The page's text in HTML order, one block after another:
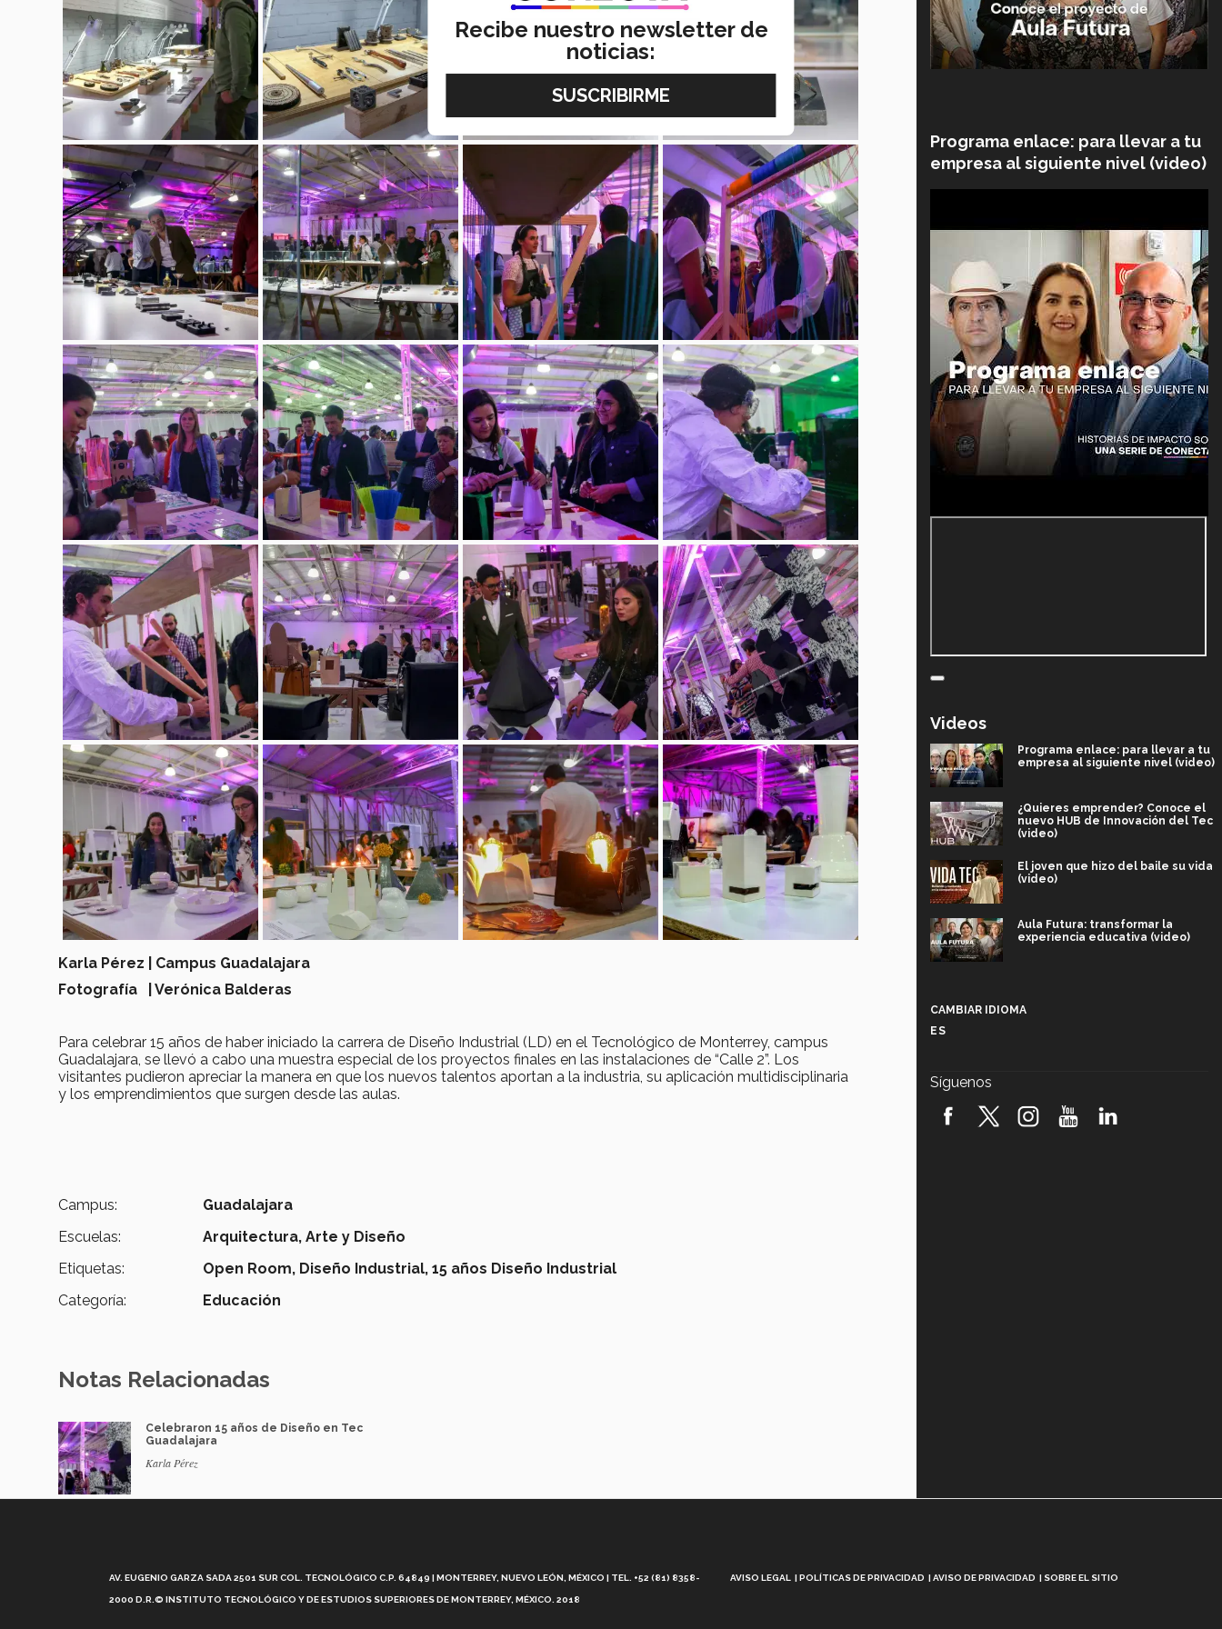
Karla Pérez | Campus Guadalajara
Fotografía | Verónica Balderas
Para celebrar 15 años de haber iniciado la carrera de Diseño Industrial (LD) en el Tecnológico de Monterrey, campus
Guadalajara, se llevó a cabo una muestra especial de los proyectos finales en las instalaciones de “Calle 2”. Los
visitantes pudieron apreciar la manera en que los nuevos talentos aportan a la industria, su aplicación multidisciplinaria
y los emprendimientos que surgen desde las aulas.
Campus:
Guadalajara
Escuelas:
Arquitectura, Arte y Diseño
Etiquetas:
Open Room, Diseño Industrial, 15 años Diseño Industrial
Categoría:
Educación
Notas Relacionadas
Celebraron 15 años de Diseño en Tec
Guadalajara
Karla Pérez
Programa enlace: para llevar a tu
empresa al siguiente nivel (video)
Videos
Programa enlace: para llevar a tu
empresa al siguiente nivel (video)
¿Quieres emprender? Conoce el
nuevo HUB de Innovación del Tec
(video)
El joven que hizo del baile su vida
(video)
Aula Futura: transformar la
experiencia educativa (video)
robótica FIRST 2026! (video)
CAMBIAR IDIOMA
ES
Síguenos
AV. EUGENIO GARZA SADA 2501 SUR COL. TECNOLÓGICO C.P. 64849 | MONTERREY, NUEVO LEÓN, MÉXICO | TEL. +52 (81) 8358-
2000 D.R.© INSTITUTO TECNOLÓGICO Y DE ESTUDIOS SUPERIORES DE MONTERREY, MÉXICO. 2018
AVISO LEGAL POLÍTICAS DE PRIVACIDAD AVISO DE PRIVACIDAD SOBRE EL SITIO
Recibe nuestro newsletter de
noticias: